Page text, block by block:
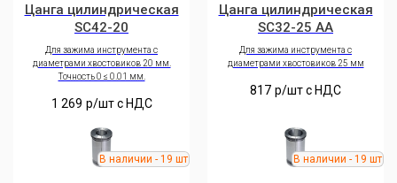
Цанга цилиндрическая
SC42-20
Для зажима инструмента с
диаметрами хвостовиков 20 мм.
Точность 0 ≤ 0.01 мм.
1 269 р/шт c НДС
Цанга цилиндрическая
SC32-25 AA
Для зажима инструмента с
диаметрами хвостовиков 25 мм
817 р/шт c НДС